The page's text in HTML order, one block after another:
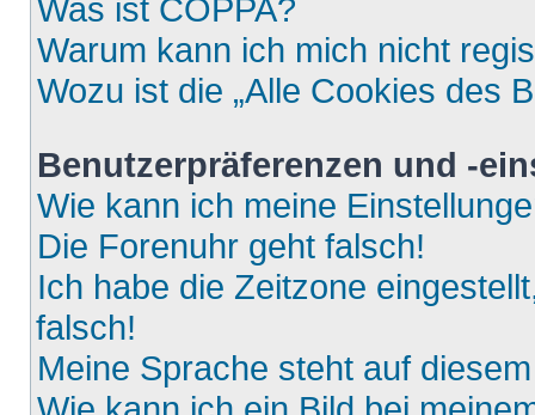
Was ist COPPA?
Warum kann ich mich nicht
Wozu ist die „Alle Cookies des
Benutzerpräferenzen und -
Wie kann ich meine
Die Forenuhr geht falsch!
Ich habe die Zeitzone
falsch!
Meine Sprache steht auf